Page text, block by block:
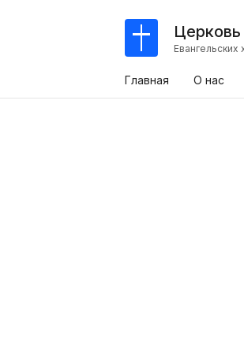
Евангельских
Главная О нас